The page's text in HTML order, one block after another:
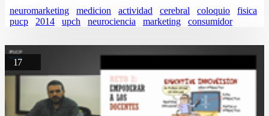
neuromarketing medicion actividad cerebral coloquio
fisica
pucp
2014 upch neurociencia marketing consumidor
17